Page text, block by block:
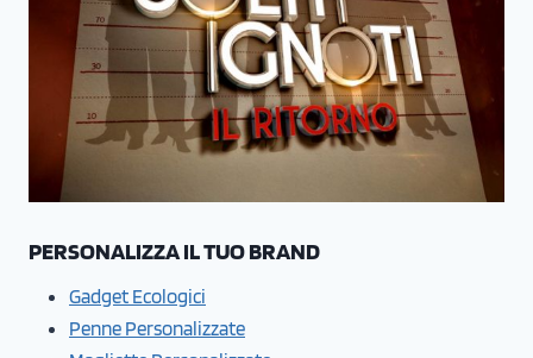
PERSONALIZZA IL TUO BRAND
Gadget Ecologici
Penne Personalizzate